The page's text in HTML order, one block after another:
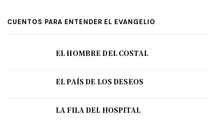
CUENTOS PARA ENTENDER EL EVANGELIO
EL HOMBRE DEL COSTAL
EL PAÍS DE LOS DESEOS
LA FILA DEL HOSPITAL